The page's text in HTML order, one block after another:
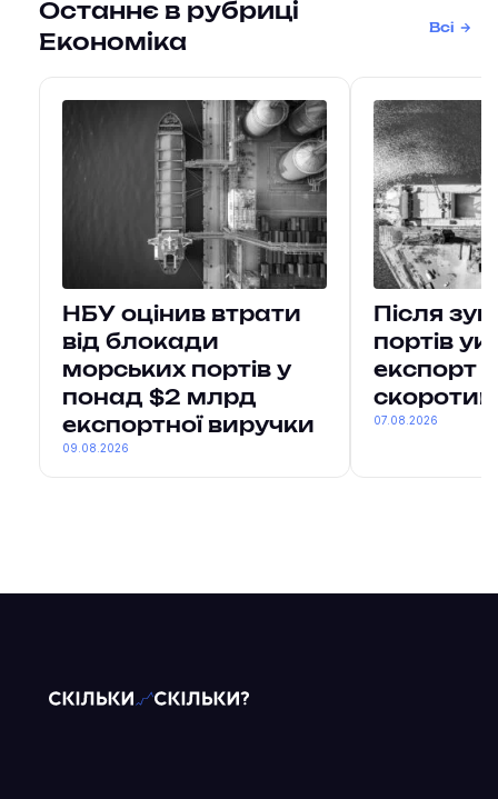
Останнє в рубриці
Економіка
Всі
НБУ оцінив втрати
від блокади
морських портів у
понад $2 млрд
експортної виручки
09.08.2026
Після
портів
експорт
07.08.2026